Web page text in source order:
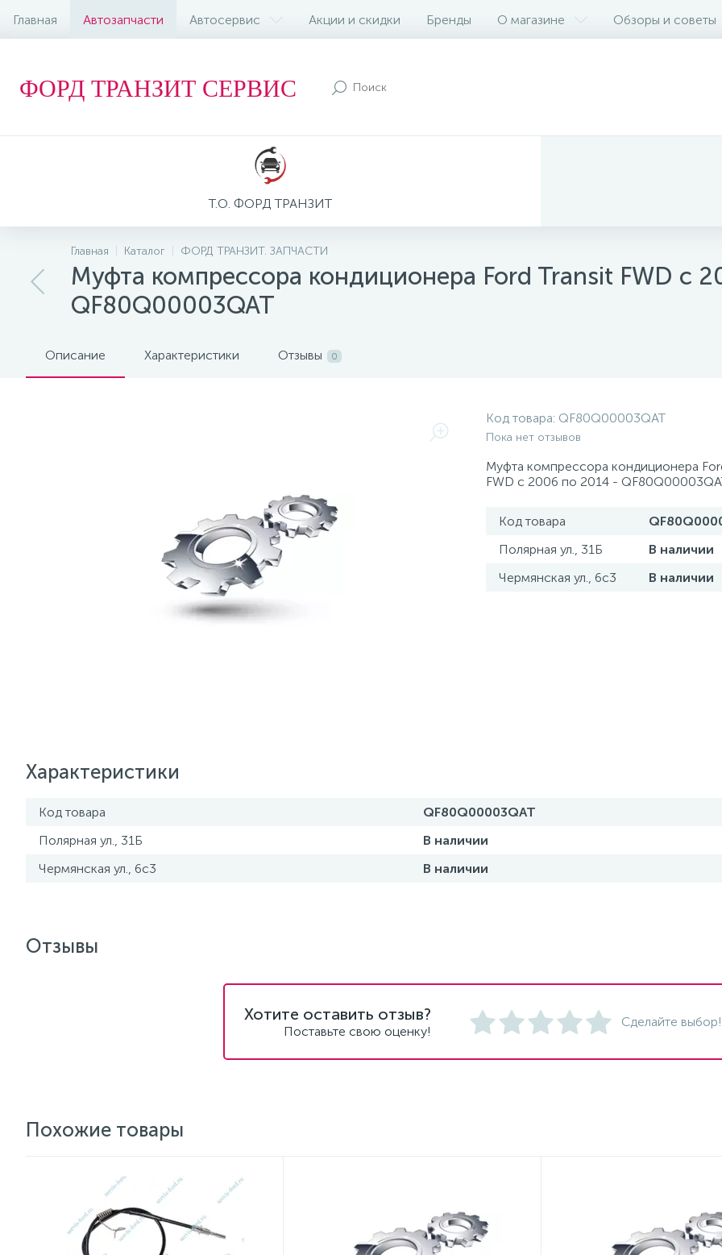
Главная Автозапчасти Автосервис Акции и скидки Бренды О магазине Обзоры и советы
ФОРД ТРАНЗИТ СЕРВИС
Т.О. ФОРД ТРАНЗИТ
Главная Каталог ФОРД ТРАНЗИТ. ЗАПЧАСТИ
Муфта компрессора кондиционера Ford Transit FWD с
QF80Q00003QAT
Описание Характеристики Отзывы 0
Код товара: QF80Q00003QAT
Пока нет отзывов
Муфта компрессора кондиционера
FWD с 2006 по 2014 -
Код товара
Полярная ул., 31Б
В наличии
Чермянская ул., 6с3
В наличии
Характеристики
Код товара
QF80Q00003QAT
Полярная ул., 31Б
В наличии
Чермянская ул., 6с3
В наличии
Отзывы
Хотите оставить отзыв?
Поставьте свою оценку!
Сделайте выбор!
Похожие товары